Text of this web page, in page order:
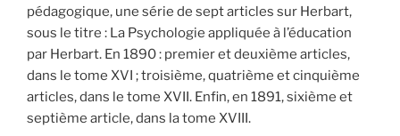
pédagogique, une série de sept articles sur Herbart,
sous le titre : La Psychologie appliquée à l’éducation
par Herbart. En 1890 : premier et deuxième articles,
dans le tome XVI ; troisième, quatrième et cinquième
articles, dans le tome XVII. Enfin, en 1891, sixième et
septième article, dans la tome XVIII.